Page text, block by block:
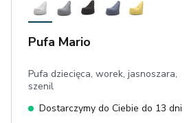
Pufa Mario
Pufa dziecięca, worek, jasnoszara,
szenil
Dostarczymy do Ciebie do 13 dni